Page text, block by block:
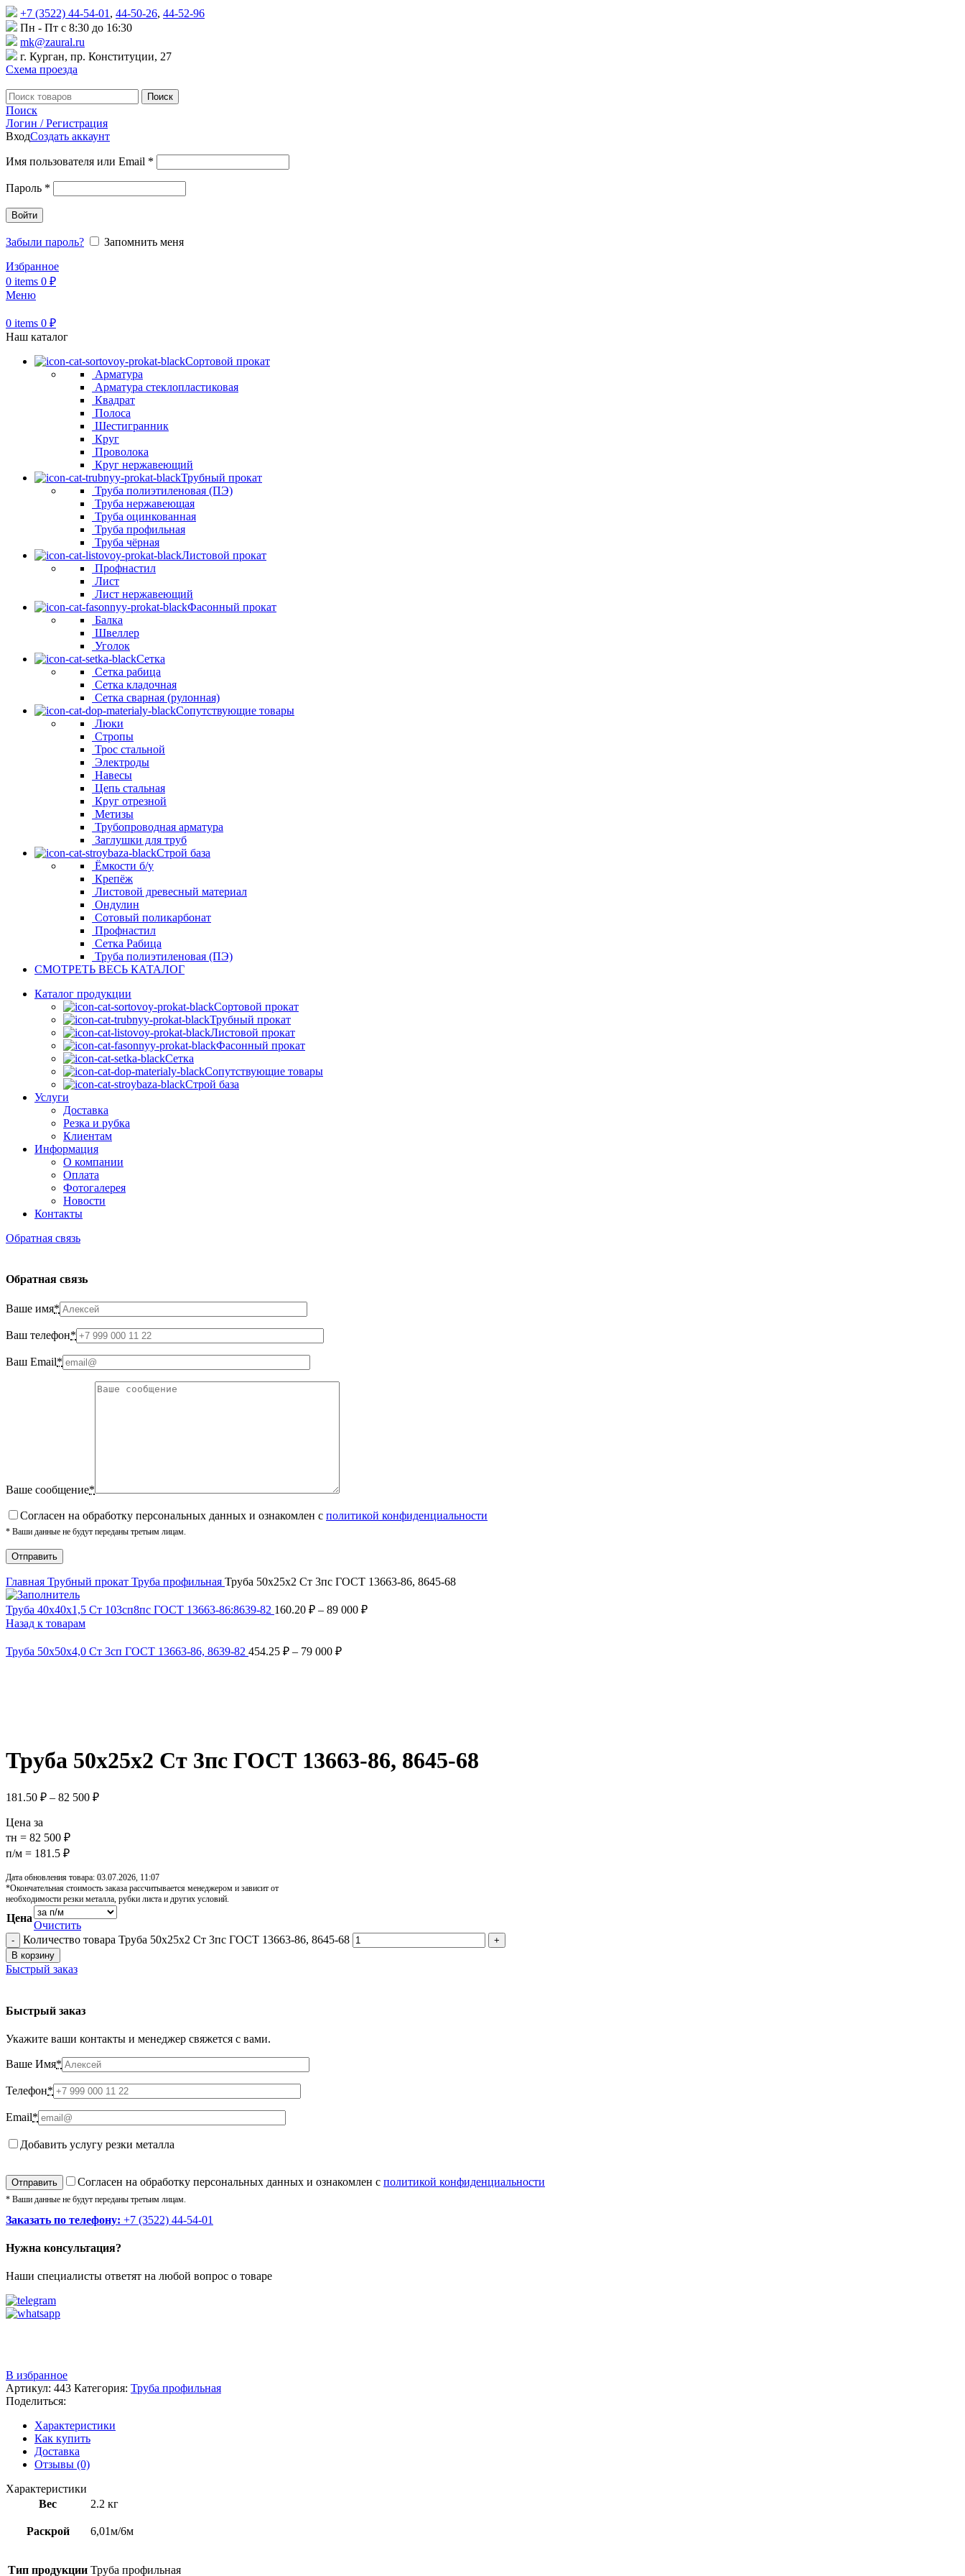
+7 (3522) 44-54-01 , 44-50-26, 44-52-96
Пн - Пт с 8:30 до 16:30
mk@zaural.ru
г. Курган, пр. Конституции, 27
Схема проезда
Поиск
Поиск
Логин / Регистрация
ВходСоздать аккаунт
Имя пользователя или Email *
Пароль *
Войти
Забыли пароль?
Запомнить меня
Избранное
0 items 0 ₽
Меню
0 items 0 ₽
Наш каталог
Сортовой прокат
Арматура
Арматура стеклопластиковая
Квадрат
Полоса
Шестигранник
Круг
Проволока
Круг нержавеющий
Трубный прокат
Труба полиэтиленовая (ПЭ)
Труба нержавеющая
Труба оцинкованная
Труба профильная
Труба чёрная
Листовой прокат
Профнастил
Лист
Лист нержавеющий
Фасонный прокат
Балка
Швеллер
Уголок
Сетка
Сетка рабица
Сетка кладочная
Сетка сварная (рулонная)
Сопутствующие товары
Люки
Стропы
Трос стальной
Электроды
Навесы
Цепь стальная
Круг отрезной
Метизы
Трубопроводная арматура
Заглушки для труб
Строй база
Ёмкости б/у
Крепёж
Листовой древесный материал
Ондулин
Сотовый поликарбонат
Профнастил
Сетка Рабица
Труба полиэтиленовая (ПЭ)
СМОТРЕТЬ ВЕСЬ КАТАЛОГ
Каталог продукции
Сортовой прокат
Трубный прокат
Листовой прокат
Фасонный прокат
Сетка
Сопутствующие товары
Строй база
Услуги
Доставка
Резка и рубка
Клиентам
Информация
О компании
Оплата
Фотогалерея
Новости
Контакты
Обратная связь
Обратная связь
Ваше имя*
Ваш телефон*
Ваш Email*
Ваше сообщение*
Cогласен на обработку персональных данных и ознакомлен с политикой конфиденциальности
* Ваши данные не будут переданы третьим лицам.
Главная Трубный прокат Труба профильная Труба 50х25х2 Ст 3пс ГОСТ 13663-86, 8645-68
Труба 40х40х1,5 Ст 103сп8пс ГОСТ 13663-86:8639-82 160.20 ₽ – 89 000 ₽
Назад к товарам
Труба 50х50х4,0 Ст 3сп ГОСТ 13663-86, 8639-82 454.25 ₽ – 79 000 ₽
Труба 50х25х2 Ст 3пс ГОСТ 13663-86, 8645-68
181.50 ₽ – 82 500 ₽
Цена за
тн = 82 500 ₽
п/м = 181.5 ₽
Дата обновления товара: 03.07.2026, 11:07
*Окончательная стоимость заказа рассчитывается менеджером и зависит от
необходимости резки металла, рубки листа и других условий.
Цена
Очистить
Количество товара Труба 50х25х2 Ст 3пс ГОСТ 13663-86, 8645-68
В корзину
Быстрый заказ
Быстрый заказ
Укажите ваши контакты и менеджер свяжется с вами.
Ваше Имя*
Телефон*
Email*
Добавить услугу резки металла
Cогласен на обработку персональных данных и ознакомлен с политикой конфиденциальности
* Ваши данные не будут переданы третьим лицам.
Заказать по телефону: +7 (3522) 44-54-01
Нужна консультация?
Наши специалисты ответят на любой вопрос о товаре
В избранное
Артикул: 443 Категория: Труба профильная
Поделиться:
Характеристики
Как купить
Доставка
Отзывы (0)
Характеристики
Вес
2.2 кг
Раскрой 6,01м/6м
Тип продукции Труба профильная